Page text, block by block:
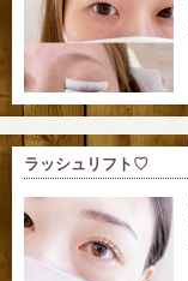
ラッシュリフト♡